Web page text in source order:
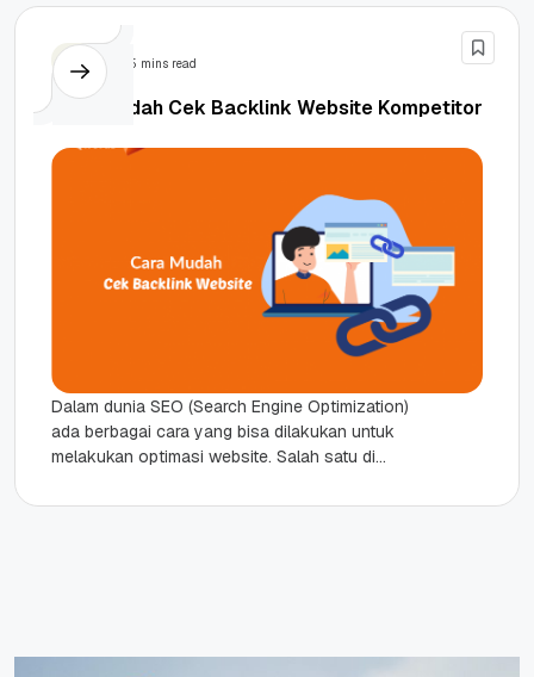
5 mins read
Cara Mudah Cek Backlink Website Kompetitor
Dalam dunia SEO (Search Engine Optimization)
ada berbagai cara yang bisa dilakukan untuk
melakukan optimasi website. Salah satu di
dari...